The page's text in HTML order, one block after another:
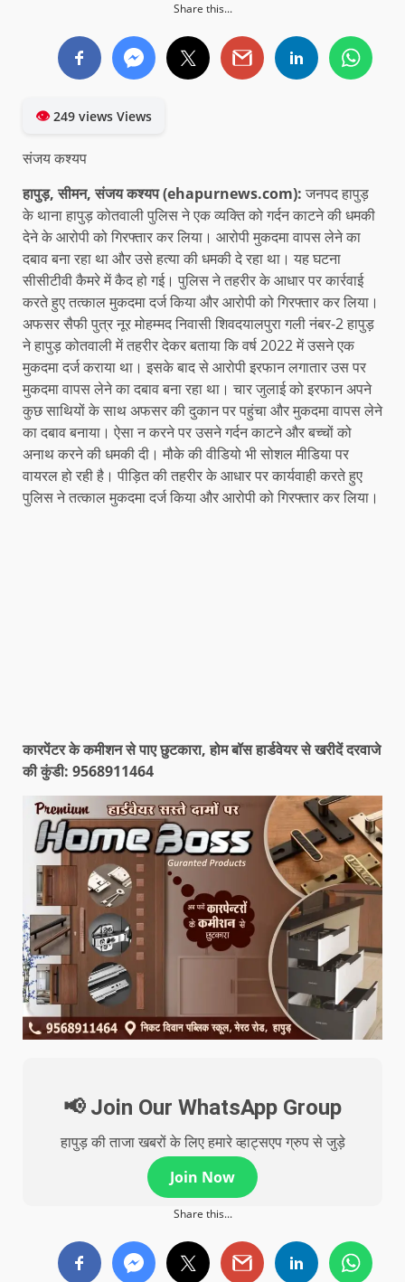
Share this...
👁249 views Views
संजय कश्यप
हापुड़, सीमन, संजय कश्यप (ehapurnews.com): जनपद हापुड़
के थाना हापुड़ कोतवाली पुलिस ने एक व्यक्ति को गर्दन काटने की धमकी
देने के आरोपी को गिरफ्तार कर लिया। आरोपी मुकदमा वापस लेने का
दबाव बना रहा था और उसे हत्या की धमकी दे रहा था। यह घटना
सीसीटीवी कैमरे में कैद हो गई। पुलिस ने तहरीर के आधार पर कार्रवाई
करते हुए तत्काल मुकदमा दर्ज किया और आरोपी को गिरफ्तार कर लिया।
अफसर सैफी पुत्र नूर मोहम्मद निवासी शिवदयालपुरा गली नंबर-2 हापुड़
ने हापुड़ कोतवाली में तहरीर देकर बताया कि वर्ष 2022 में उसने एक
मुकदमा दर्ज कराया था। इसके बाद से आरोपी इरफान लगातार उस पर
मुकदमा वापस लेने का दबाव बना रहा था। चार जुलाई को इरफान अपने
कुछ साथियों के साथ अफसर की दुकान पर पहुंचा और मुकदमा वापस लेने
का दबाव बनाया। ऐसा न करने पर उसने गर्दन काटने और बच्चों को
अनाथ करने की धमकी दी। मौके की वीडियो भी सोशल मीडिया पर
वायरल हो रही है। पीड़ित की तहरीर के आधार पर कार्यवाही करते हुए
पुलिस ने तत्काल मुकदमा दर्ज किया और आरोपी को गिरफ्तार कर लिया।
कारपेंटर के कमीशन से पाए छुटकारा, होम बॉस हार्डवेयर से खरीदें दरवाजे
की कुंडी: 9568911464
📢 Join Our WhatsApp Group
हापुड़ की ताजा खबरों के लिए हमारे व्हाट्सएप ग्रुप से जुड़े
Join Now
Share this...